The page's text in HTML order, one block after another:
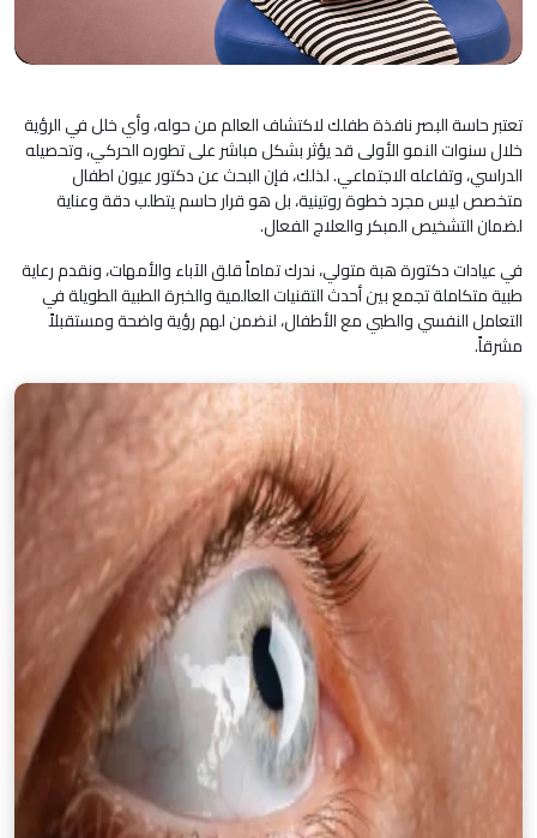
تعتبر حاسة البصر نافذة طفلك لاكتشاف العالم من حوله، وأي خلل في الرؤية
خلال سنوات النمو الأولى قد يؤثر بشكل مباشر على تطوره الحركي، وتحصيله
الدراسي، وتفاعله الاجتماعي. لذلك، فإن البحث عن دكتور عيون اطفال
متخصص ليس مجرد خطوة روتينية، بل هو قرار حاسم يتطلب دقة وعناية
لضمان التشخيص المبكر والعلاج الفعال.
في عيادات دكتورة هبة متولي، ندرك تماماً قلق الآباء والأمهات، ونقدم رعاية
طبية متكاملة تجمع بين أحدث التقنيات العالمية والخبرة الطبية الطويلة في
التعامل النفسي والطبي مع الأطفال، لنضمن لهم رؤية واضحة ومستقبلاً
مشرقاً.